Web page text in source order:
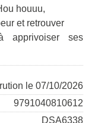
houuu,
et retrouver
apprivoiser ses
le 07/10/2026
9791040810612
DSA6338